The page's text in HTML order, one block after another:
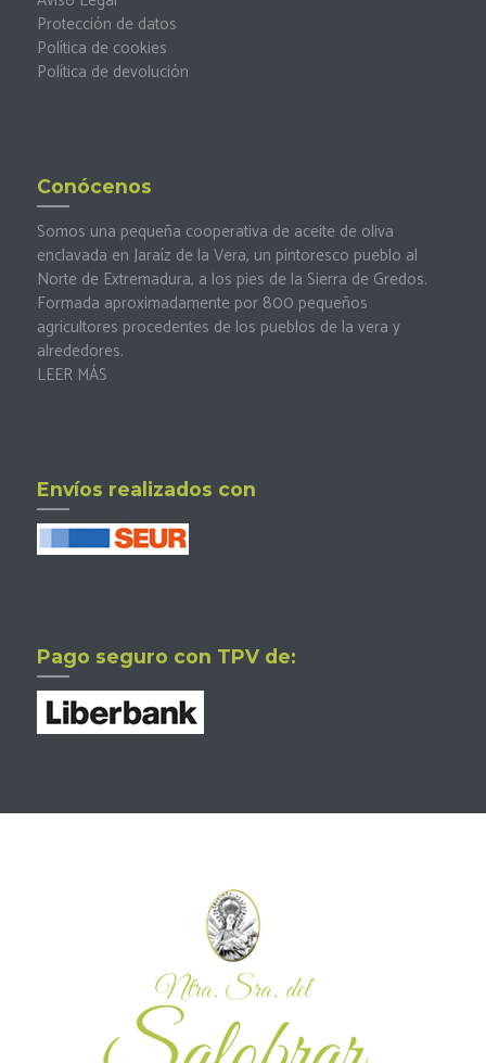
Protección de datos
Política de cookies
Política de devolución
Conócenos
Somos una pequeña cooperativa de aceite de oliva
enclavada en Jaraíz de la Vera, un pintoresco pueblo al
Norte de Extremadura, a los pies de la Sierra de Gredos.
Formada aproximadamente por 800 pequeños
agricultores procedentes de los pueblos de la vera y
alrededores.
LEER MÁS
Envíos realizados con
Pago seguro con TPV de: